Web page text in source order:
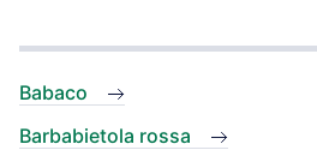
Babaco
Barbabietola rossa